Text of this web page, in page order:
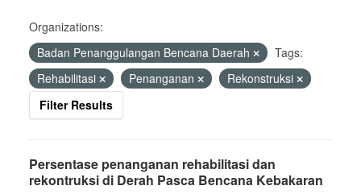
Organizations:
Badan Penanggulangan Bencana Daerah
Tags:
Rehabilitasi
Penanganan
Rekonstruksi
Filter Results
Persentase penanganan rehabilitasi dan
rekontruksi di Derah Pasca Bencana Kebakaran